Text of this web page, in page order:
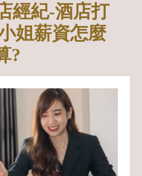
經紀-酒店打
姐薪資怎麼
?